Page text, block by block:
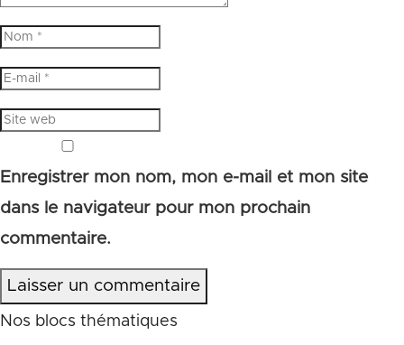
Enregistrer mon nom, mon e-mail et mon site
dans le navigateur pour mon prochain
commentaire.
Laisser un commentaire
Nos blocs thématiques